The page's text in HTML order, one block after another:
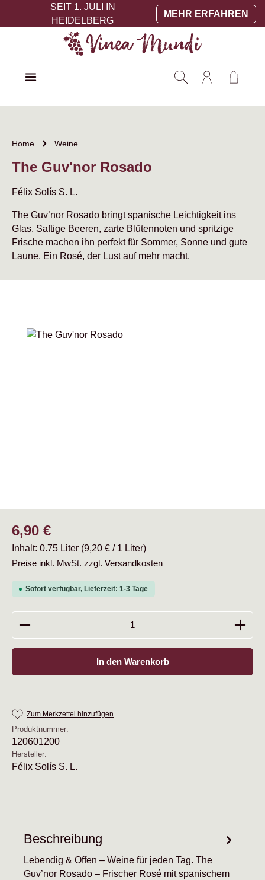
Zum Hauptinhalt springen
SEIT 1. JULI IN
HEIDELBERG
MEHR ERFAHREN
Home Weine
The Guv'nor Rosado
Félix Solís S. L.
The Guv’nor Rosado bringt spanische Leichtigkeit ins
Glas. Saftige Beeren, zarte Blütennoten und spritzige
Frische machen ihn perfekt für Sommer, Sonne und gute
Laune. Ein Rosé, der Lust auf mehr macht.
Bildergalerie überspringen
Regulärer Preis:
6,90 €
Inhalt: 0.75 Liter (9,20 € / 1 Liter)
Preise inkl. MwSt. zzgl. Versandkosten
Sofort verfügbar, Lieferzeit: 1-3 Tage
Produkt Anzahl: Gib den gewünschten Wert ein
In den Warenkorb
Zum Merkzettel hinzufügen
Produktnummer:
120601200
Hersteller:
Félix Solís S. L.
Beschreibung
Lebendig & Offen – Weine für jeden Tag. The
Guv’nor Rosado – Frischer Rosé mit spanischem